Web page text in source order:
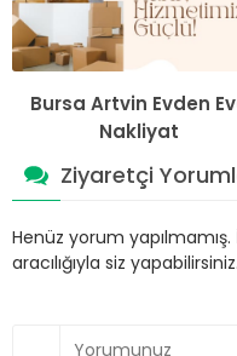
Bursa Artvin Evden
Nakliyat
Ziyaretçi
Henüz yorum
aracılığıyla siz yapabilirsiniz.